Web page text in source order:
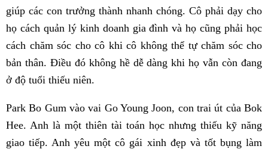
giúp các con trưởng thành nhanh chóng. Cô phải dạy cho
họ cách quản lý kinh doanh gia đình và họ cũng phải học
cách chăm sóc cho cô khi cô không thể tự chăm sóc cho
bản thân. Điều đó không hề dễ dàng khi họ vẫn còn đang
ở độ tuổi thiếu niên.
Park Bo Gum vào vai Go Young Joon, con trai út của Bok
Hee. Anh là một thiên tài toán học nhưng thiếu kỹ năng
giao tiếp. Anh yêu một cô gái xinh đẹp và tốt bụng làm